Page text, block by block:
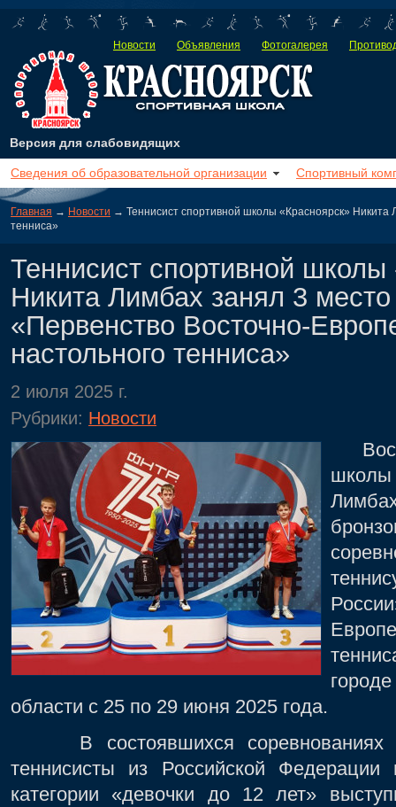
Новости Объявления Фотогалерея
Версия для слабовидящих
Сведения об образовательной организации Спортивный
Главная → Новости → Теннисист спортивной школы «Красноярск» Никита
тенниса»
Теннисист спортивной школы
Никита Лимбах занял 3
«Первенство Восточно-
настольного тенниса»
2 июля 2025 г.
Рубрики: Новости
области с 25 по 29 июня 2025 года.
В состоявшихся соревнованиях
теннисисты из Российской
категории «девочки до 12 лет»